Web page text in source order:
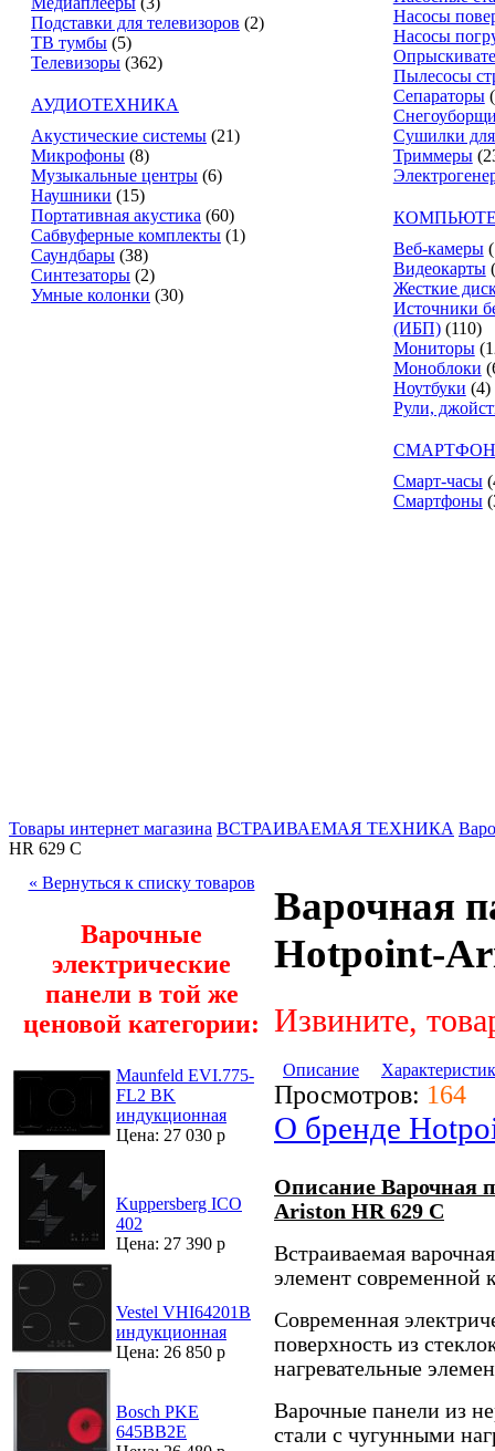
Подставки для телевизоров (2)
ТВ тумбы (5)
Телевизоры (362)
АУДИОТЕХНИКА
Акустические системы (21)
Микрофоны (8)
Музыкальные центры (6)
Наушники (15)
Портативная акустика (60)
Сабвуферные комплекты (1)
Саундбары (38)
Синтезаторы (2)
Умные колонки (30)
Насосы
Насосы
Пылесосы
Сепараторы
Сушилки
Триммеры
Веб-камеры
Видеокарты
Жесткие
Источники
(ИБП) (110)
Мониторы
Моноблоки
Ноутбуки (4)
Рули,
Смарт-часы
Смартфоны
Товары интернет магазина ВСТРАИВАЕМАЯ ТЕХНИКА
HR 629 C
« Вернуться к списку товаров
Варочные
электрические
панели в той же
ценовой категории:
Maunfeld EVI.775-
FL2 BK
индукционная
Цена: 27 030 р
Kuppersberg ICO
402
Цена: 27 390 р
Vestel VHI64201B
индукционная
Цена: 26 850 р
Bosch PKE
645BB2E
Варочная
Hotpoint-
Извините,
Описание
Просмотров: 164
О бренде
Описание Варочная
Ariston HR 629 C
Встраиваемая
элемент современной
Современная
поверхность из
нагревательные
Варочные панели из
стали с чугунными